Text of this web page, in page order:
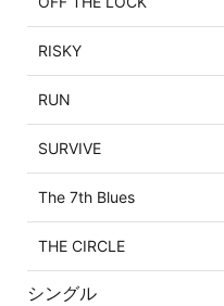
RISKY
RUN
SURVIVE
The 7th Blues
THE CIRCLE
シングル